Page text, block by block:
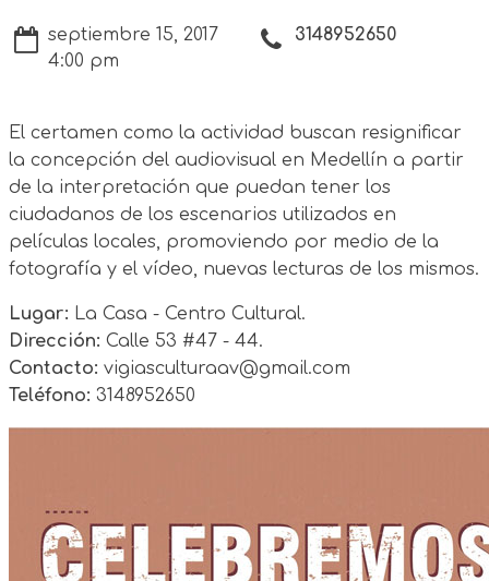
septiembre 15, 2017
4:00 pm
3148952650
El certamen como la actividad buscan resignificar
la concepción del audiovisual en Medellín a partir
de la interpretación que puedan tener los
ciudadanos de los escenarios utilizados en
películas locales, promoviendo por medio de la
fotografía y el vídeo, nuevas lecturas de los mismos.
Lugar: La Casa - Centro Cultural.
Dirección: Calle 53 #47 - 44.
Contacto: vigiasculturaav@gmail.com
Teléfono: 3148952650